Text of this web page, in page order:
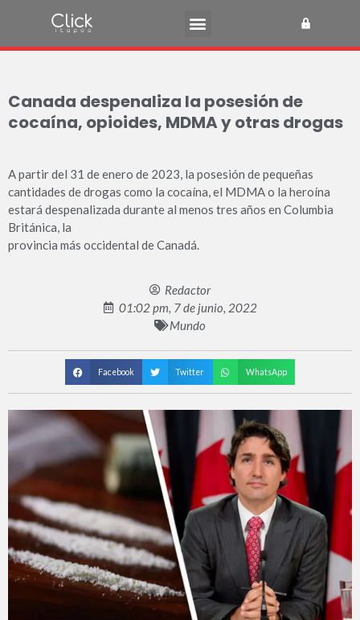
Canada despenaliza la posesión de
cocaína, opioides, MDMA y otras drogas
A partir del 31 de enero de 2023, la posesión de pequeñas
cantidades de drogas como la cocaína, el MDMA o la heroína
estará despenalizada durante al menos tres años en Columbia
Británica, la
provincia más occidental de Canadá.
Redactor
01:02 pm, 7 de junio, 2022
Mundo
Facebook Twitter WhatsApp